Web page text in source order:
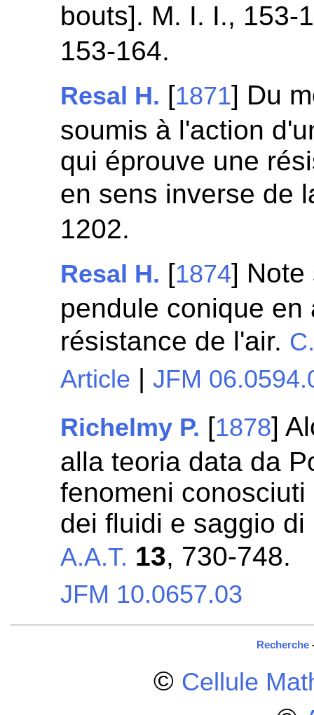
bouts]. M. I. I.,
153-164.
Resal H. [1871] Du
soumis à l'action
qui éprouve une
en sens inverse de
1202.
Resal H. [1874] Note
pendule conique en
résistance de l'air.
Article |JFM
Richelmy P. [1878]
alla teoria data da
fenomeni
dei fluidi e saggio
A.A.T. 13, 730-748.
JFM 10.0657.03
Recherche
© Cellule